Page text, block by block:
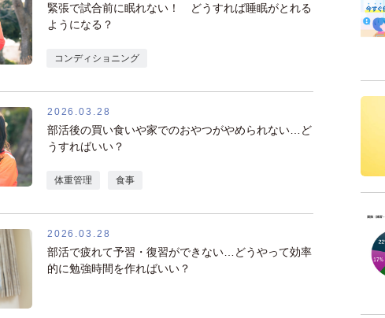
緊張で試合前に眠れない！ どうすれば睡眠がとれる
ようになる？
コンディショニング
2026.03.28
部活後の買い食いや家でのおやつがやめられない…ど
うすればいい？
体重管理 食事
2026.03.28
部活で疲れて予習・復習ができない…どうやって効率
的に勉強時間を作ればいい？